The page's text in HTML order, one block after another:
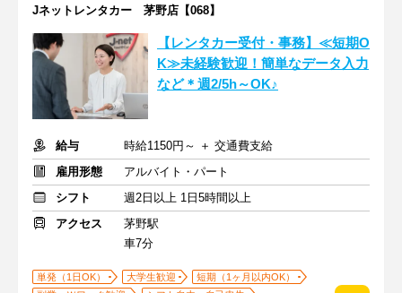
Jネットレンタカー 茅野店【068】
【レンタカー受付・事務】≪短期O
K≫未経験歓迎！簡単なデータ入力
など＊週2/5h～OK♪
給与
時給1150円～ ＋ 交通費支給
雇用形態
アルバイト・パート
シフト
週2日以上 1日5時間以上
アクセス
茅野駅
車7分
単発（1日OK） 大学生歓迎
短期（1ヶ月以内OK）